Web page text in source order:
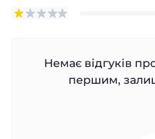
Немає відгуків
першим,